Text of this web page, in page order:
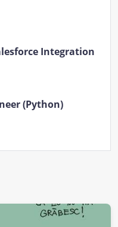
Integration
(Python)